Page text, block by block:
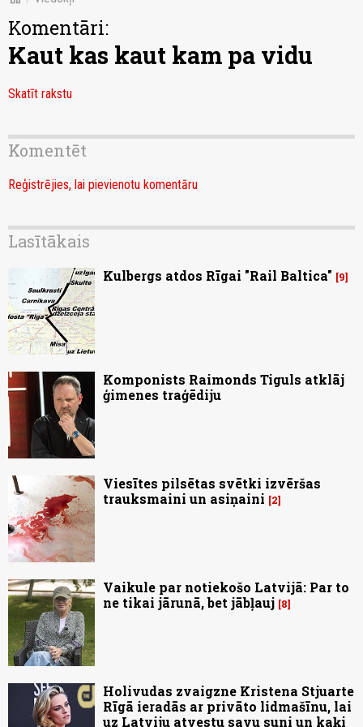
Komentāri:
Kaut kas kaut kam pa vidu
Skatīt rakstu
Komentēt
Reģistrējies, lai pievienotu komentāru
Lasītākais
Kulbergs atdos Rīgai "Rail Baltica" 9
Komponists Raimonds Tiguls atklāj
ģimenes traģēdiju
Viesītes pilsētas svētki izvēršas
trauksmaini un asiņaini
2
Vaikule par notiekošo Latvijā: Par to
ne tikai jārunā, bet jābļauj 8
Holivudas zvaigzne Kristena Stjuarte
Rīgā ieradās ar privāto lidmašīnu, lai
uz Latviju atvestu savu suni un kaķi